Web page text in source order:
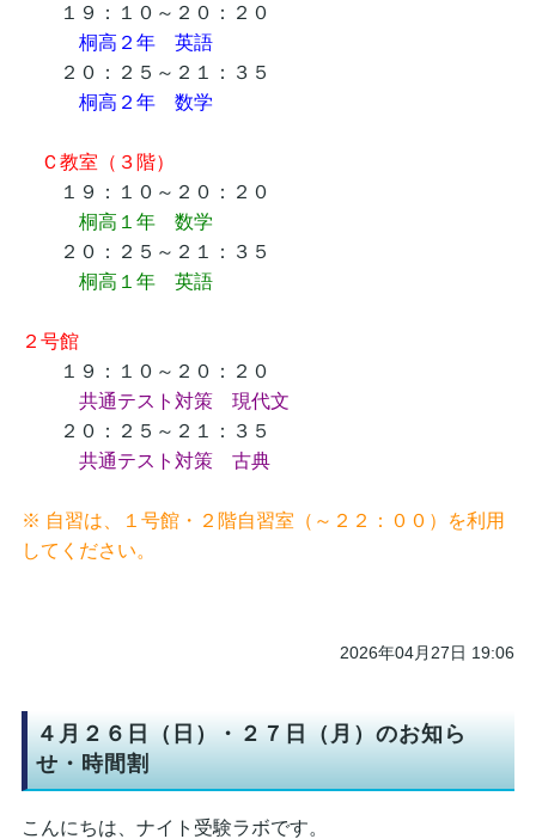
１９：１０～２０：２０
桐高２年 英語
２０：２５～２１：３５
桐高２年 数学
Ｃ教室（３階）
１９：１０～２０：２０
桐高１年 数学
２０：２５～２１：３５
桐高１年 英語
２号館
１９：１０～２０：２０
共通テスト対策 現代文
２０：２５～２１：３５
共通テスト対策 古典
※ 自習は、１号館・２階自習室（～２２：００）を利用
してください。
2026年04月27日 19:06
４月２６日（日）・２７日（月）のお知ら
せ・時間割
こんにちは、ナイト受験ラボです。